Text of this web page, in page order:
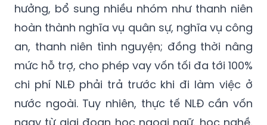
hưởng, bổ sung nhiều nhóm như thanh niên
hoàn thành nghĩa vụ quân sự, nghĩa vụ công
an, thanh niên tình nguyện; đồng thời nâng
mức hỗ trợ, cho phép vay vốn tối đa tới 100%
chi phí NLĐ phải trả trước khi đi làm việc ở
nước ngoài. Tuy nhiên, thực tế NLĐ cần vốn